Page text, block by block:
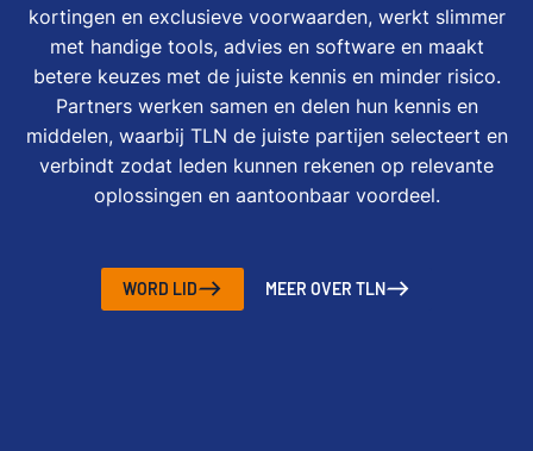
kortingen en exclusieve voorwaarden, werkt slimmer
met handige tools, advies en software en maakt
betere keuzes met de juiste kennis en minder risico.
Partners werken samen en delen hun kennis en
middelen, waarbij TLN de juiste partijen selecteert en
verbindt zodat leden kunnen rekenen op relevante
oplossingen en aantoonbaar voordeel.
WORD LID MEER OVER TLN